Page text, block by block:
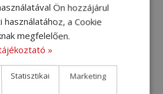
szállítás
Nyereményjáték
szállítási árak
keresünk
Raktárost keresünk
bútorok tárolása
Ön hozzájárul
a Cookie
megfelelően.
»
Statisztikai Marketing